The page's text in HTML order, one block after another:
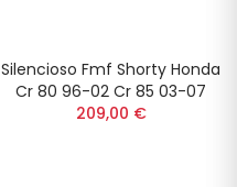
Silencioso Fmf Shorty Honda
Cr 80 96-02 Cr 85 03-07
209,00 €